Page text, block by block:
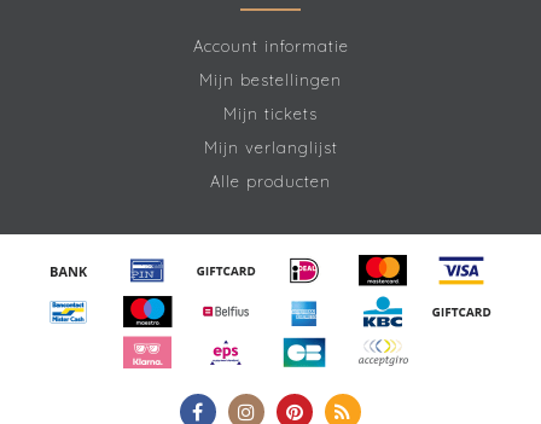
Account informatie
Mijn bestellingen
Mijn tickets
Mijn verlanglijst
Alle producten